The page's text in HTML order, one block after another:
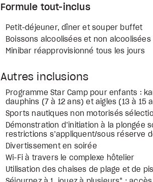
Formule tout-inclus
Petit-déjeuner, dîner et souper buffet
Boissons alcoolisées et non alcoolisées
Minibar réapprovisionné tous les jours
Autres inclusions
Programme Star Camp pour enfants :
dauphins (7 à 12 ans) et aigles (13 à 15
Sports nautiques non motorisés
Démonstration d’initiation à la plongée
restrictions s’appliquent/sous réserve
Divertissement en soirée
Wi-Fi à travers le complexe hôtelier
Utilisation des chaises de plage et de